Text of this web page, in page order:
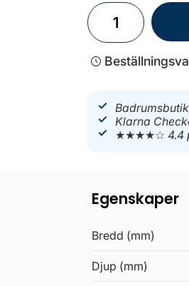
Klarna
★★★★☆4.4
Egenskaper
Bredd (mm)
Djup (mm)